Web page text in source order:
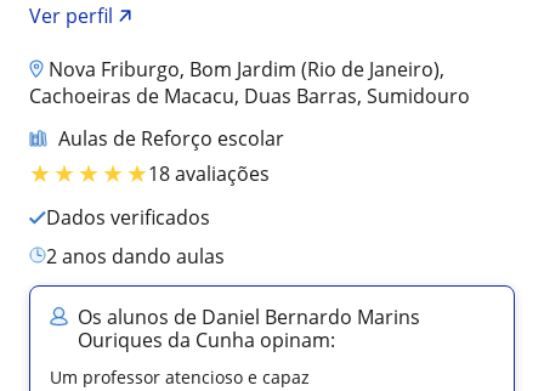
Ver perfil
Nova Friburgo, Bom Jardim (Rio de Janeiro),
Cachoeiras de Macacu, Duas Barras, Sumidouro
Aulas de Reforço escolar
★★★★★18 avaliações
Dados verificados
2 anos dando aulas
Os alunos de Daniel Bernardo Marins
Ouriques da Cunha opinam:
Um professor atencioso e capaz